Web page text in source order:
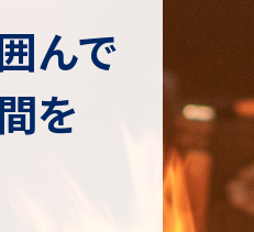
んで
を